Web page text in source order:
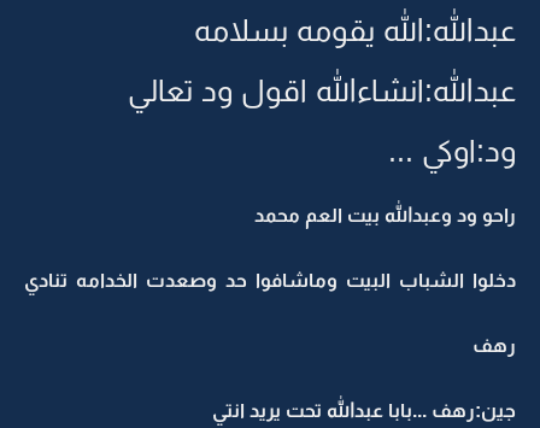
عبدالله:الله يقومه بسلامه
عبدالله:انشاءالله اقول ود تعالي
ود:اوكي ...
راحو ود وعبدالله بيت العم محمد
دخلوا الشباب البيت وماشافوا حد وصعدت الخدامه تنادي
رهف
جين:رهف ...بابا عبدالله تحت يريد انتي